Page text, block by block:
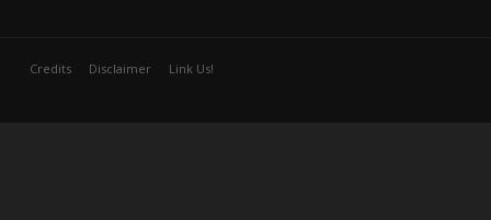
Credits Disclaimer Link Us!